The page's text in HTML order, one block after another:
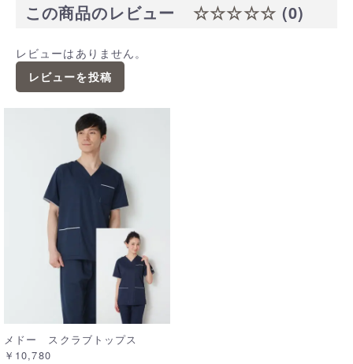
この商品のレビュー ☆☆☆☆☆ (0)
レビューはありません。
レビューを投稿
メドー スクラブトップス
￥10,780